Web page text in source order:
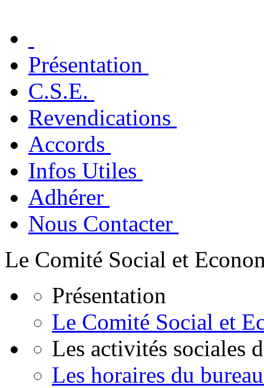
Présentation
C.S.E.
Revendications
Accords
Infos Utiles
Adhérer
Nous Contacter
Le Comité Social et
Présentation
Le Comité Social et
Les activités sociales
Les horaires du